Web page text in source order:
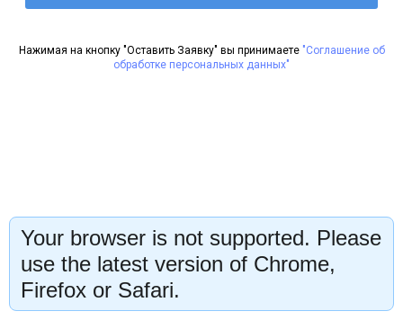
Нажимая на кнопку "Оставить Заявку" вы принимаете "Соглашение об
обработке персональных данных"
Your browser is not supported. Please
use the latest version of Chrome,
Firefox or Safari.